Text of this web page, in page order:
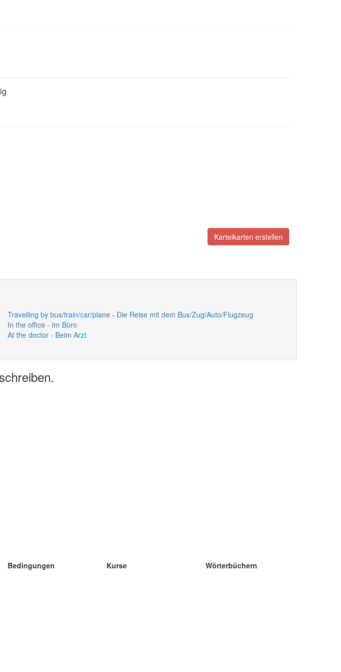
Karteikarten erstellen
Travelling by bus/train/car/plane - Die Reise mit dem Bus/Zug/Auto/Flugzeug
In the office - Im Büro
At the doctor - Beim Arzt
Bedingungen
Kurse
Wörterbüchern